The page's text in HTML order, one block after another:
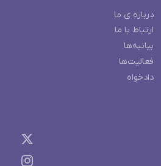
درباره ی ما
ارتباط با ما
بیانیه‌ها
فعالیت‌ها
دادخواه